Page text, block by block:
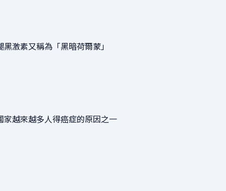
激素又稱為「黑暗荷爾蒙」
越來越多人得癌症的原因之一